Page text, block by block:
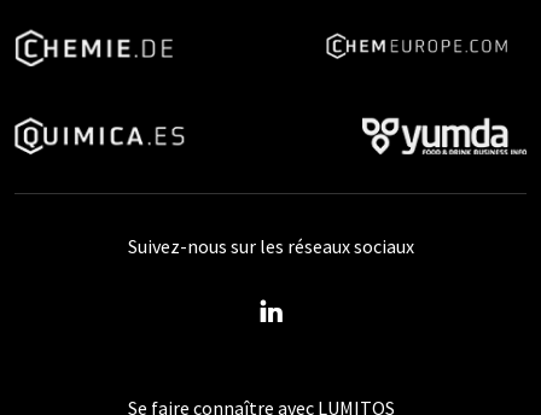
Se faire connaître avec LUMITOS
Suivez-nous sur les réseaux sociaux